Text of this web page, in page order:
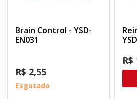
Brain Control - YSD-
EN031
R$ 2,55
Esgotado
R$